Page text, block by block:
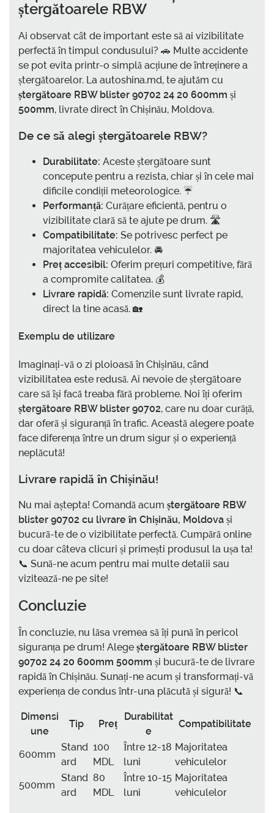
ștergătoarele RBW
Ai observat cât de important este să ai vizibilitate
perfectă în timpul condusului? 🚗 Multe accidente
se pot evita printr-o simplă acțiune de întreținere a
ștergătoarelor. La autoshina.md, te ajutăm cu
ștergătoare RBW blister 90702 24 20 600mm și
500mm, livrate direct în Chișinău, Moldova.
De ce să alegi ștergătoarele RBW?
Durabilitate: Aceste ștergătoare sunt
concepute pentru a rezista, chiar și în cele mai
dificile condiții meteorologice. ☔
Performanță: Curățare eficientă, pentru o
vizibilitate clară să te ajute pe drum. 🛣️
Compatibilitate: Se potrivesc perfect pe
majoritatea vehiculelor. 🚘
Preț accesibil: Oferim prețuri competitive, fără
a compromite calitatea. 💰
Livrare rapidă: Comenzile sunt livrate rapid,
direct la tine acasă. 🏡
Exemplu de utilizare
Imaginați-vă o zi ploioasă în Chișinău, când
vizibilitatea este redusă. Ai nevoie de ștergătoare
care să își facă treaba fără probleme. Noi îți oferim
ștergătoare RBW blister 90702, care nu doar curăță,
dar oferă și siguranță în trafic. Această alegere poate
face diferența între un drum sigur și o experiență
neplăcută!
Livrare rapidă în Chișinău!
Nu mai aștepta! Comandă acum ștergătoare RBW
blister 90702 cu livrare în Chișinău, Moldova și
bucură-te de o vizibilitate perfectă. Cumpără online
cu doar câteva clicuri și primești produsul la ușa ta!
📞 Sună-ne acum pentru mai multe detalii sau
vizitează-ne pe site!
Concluzie
În concluzie, nu lăsa vremea să îți pună în pericol
siguranța pe drum! Alege ștergătoare RBW blister
90702 24 20 600mm 500mm și bucură-te de livrare
rapidă în Chișinău. Sunați-ne acum și transformați-vă
experiența de condus într-una plăcută și sigură! 📞
Dimensi
une
Tip Preț
Durabilitat
e
Compatibilitate
600mm
Stand
ard
100
MDL
Între 12-18
luni
Majoritatea
vehiculelor
500mm
Stand
ard
80
MDL
Între 10-15
luni
Majoritatea
vehiculelor